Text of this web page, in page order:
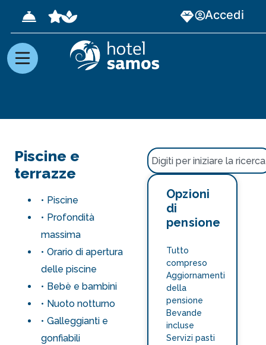
Accedi
Piscine e
terrazze
Piscine
Profondità
massima
Orario di apertura
delle piscine
Bebè e bambini
Nuoto notturno
Galleggianti e
gonfiabili
Opzioni
di
pensione
Tutto
compreso
Aggiornamenti
della
pensione
Bevande
incluse
Servizi pasti